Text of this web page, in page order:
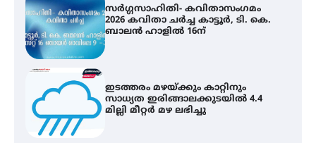
ഇടത്തരം മഴയ്ക്കും കാറ്റിനും
സാധ്യത ഇരിങ്ങാലക്കുടയിൽ 4.4
മില്ലി മീറ്റർ മഴ ലഭിച്ചു
ഐ.ഐ.ടി മദ്രാസ്സിൽ നിന്നും
ഡോക്ടറേറ്റ് – ഇരിങ്ങാലക്കുട
സ്വദേശി ആതിര എം കെ യുടെ
നേട്ടം പ്രതിസന്ധികളോട് പൊരുതി